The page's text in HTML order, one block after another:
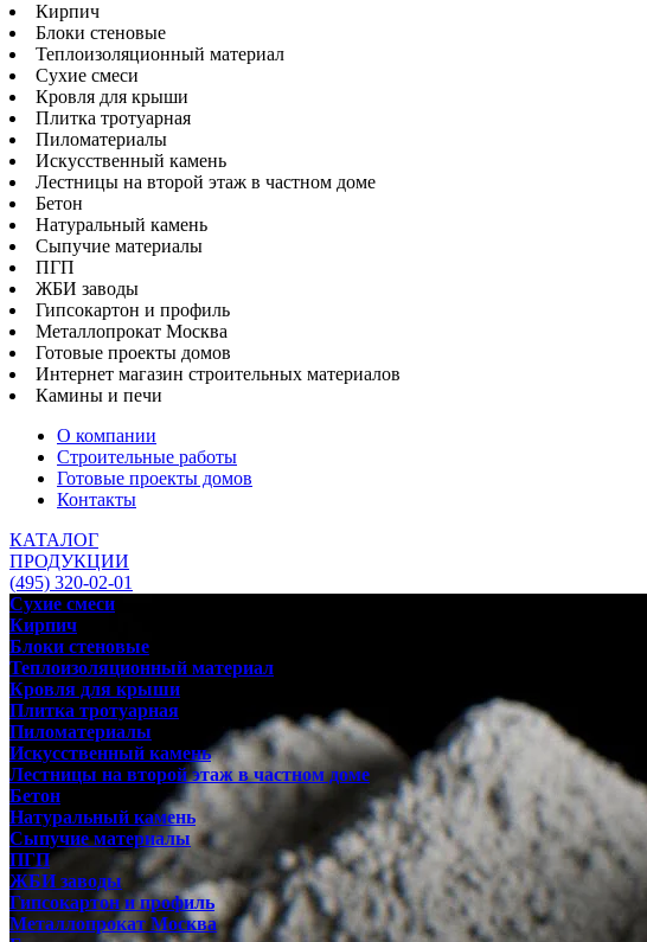
Кирпич
Блоки стеновые
Теплоизоляционный материал
Сухие смеси
Кровля для крыши
Плитка тротуарная
Пиломатериалы
Искусственный камень
Лестницы на второй этаж в частном доме
Бетон
Натуральный камень
Сыпучие материалы
ПГП
ЖБИ заводы
Гипсокартон и профиль
Металлопрокат Москва
Готовые проекты домов
Интернет магазин строительных материалов
Камины и печи
О компании
Строительные работы
Готовые проекты домов
Контакты
КАТАЛОГ
ПРОДУКЦИИ
(495) 320-02-01
Сухие смеси
Кирпич
Блоки стеновые
Теплоизоляционный материал
Кровля для крыши
Плитка тротуарная
Пиломатериалы
Искусственный камень
Лестницы на второй этаж в частном доме
Бетон
Натуральный камень
Сыпучие материалы
ПГП
ЖБИ заводы
Гипсокартон и профиль
Металлопрокат Москва